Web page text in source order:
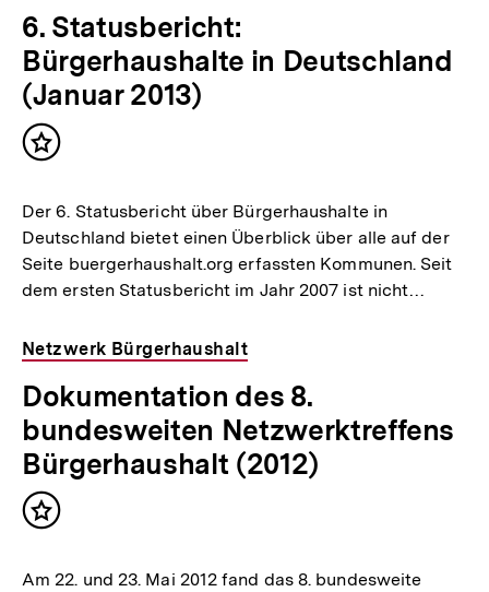
6. Statusbericht:
Bürgerhaushalte in Deutschland
(Januar 2013)
Inhalt
Der 6. Statusbericht über Bürgerhaushalte in
Deutschland bietet einen Überblick über alle auf der
Seite buergerhaushalt.org erfassten Kommunen. Seit
dem ersten Statusbericht im Jahr 2007 ist nicht…
Netzwerk Bürgerhaushalt
Dokumentation des 8.
bundesweiten Netzwerktreffens
Bürgerhaushalt (2012)
Inhalt
Am 22. und 23. Mai 2012 fand das 8. bundesweite